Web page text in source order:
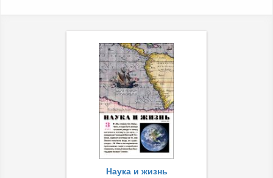
Наука и жизнь